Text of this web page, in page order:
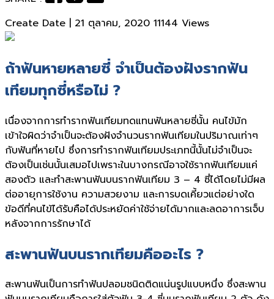
Create Date | 21 ตุลาคม, 2020 11144 Views
ถ้าฟันหายหลายซี่ จำเป็นต้องฝังรากฟัน
เทียมทุกซี่หรือไม่ ?
เนื่องจากการทำรากฟันเทียมทดแทนฟันหลายซี่นั้น คนไข้มัก
เข้าใจผิดว่าจำเป็นจะต้องฝังจำนวนรากฟันเทียมในปริมาณเท่าๆ
กับฟันที่หายไป ซึ่งการทำรากฟันเทียมประเภทนี้นั้นไม่จำเป็นจะ
ต้องเป็นเช่นนั้นเสมอไปเพราะในบางกรณีอาจใช้รากฟันเทียมแค่
สองตัว และทำสะพานฟันบนรากฟันเทียม 3 – 4 ซี่ได้โดยไม่มีผล
ต่ออายุการใช้งาน ความสวยงาม และการบดเคี้ยวแต่อย่างใด
ข้อดีที่คนไข้ได้รับคือได้ประหยัดค่าใช้จ่ายได้มากและลดอาการเจ็บ
หลังจากการรักษาได้
สะพานฟันบนรากเทียมคืออะไร ?
สะพานฟันเป็นการทำฟันปลอมชนิดติดแน่นรูปแบบหนึ่ง ซึ่งสะพาน